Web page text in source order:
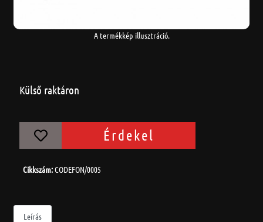
A termékkép illusztráció.
Külső raktáron
Érdekel
Cikkszám:CODEFON/0005
Leírás